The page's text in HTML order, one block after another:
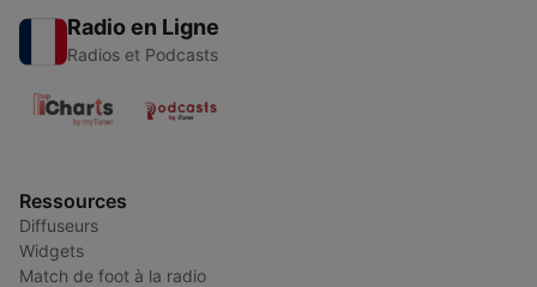
Radio en Ligne
Radios et Podcasts
Ressources
Diffuseurs
Widgets
Match de foot à la radio